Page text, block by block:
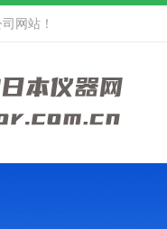
网站！